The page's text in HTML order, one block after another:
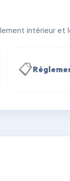
intérieur et
📋